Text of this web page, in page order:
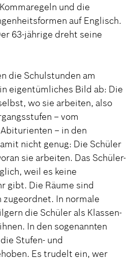
und die
auf Englisch.
63-jährige dreht seine
die Schulstunden am
eigentümliches Bild ab: Die
wo sie arbeiten, also
– vom
– in den
nicht genug: Die Schüler
sie arbeiten. Das Schüler-
weil es keine
gibt. Die Räume sind
In normale
die Schüler als Klassen-
In den sogenannten
Stufen- und
Es trudelt ein, wer